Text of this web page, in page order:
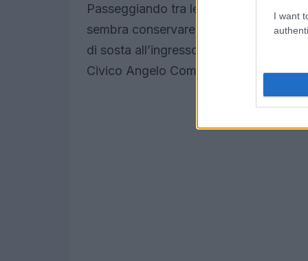
I want
Passeggiando tra le case in mattoni e
sembra conservare il ritmo della
di sosta all’ingresso del borgo; per gli
Civico Angelo Comolli e la Cascina